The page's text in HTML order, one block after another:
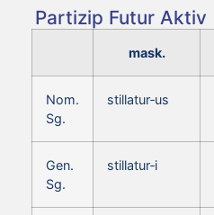
Partizip Futur Aktiv
mask.
Nom.
Sg.
stillatur‑us
Gen.
Sg.
stillatur‑i